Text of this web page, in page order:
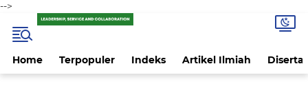
-->
Home Terpopuler Indeks Artikel Ilmiah